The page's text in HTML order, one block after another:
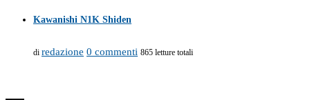
Kawanishi N1K Shiden
di redazione 0 commenti 865 letture totali